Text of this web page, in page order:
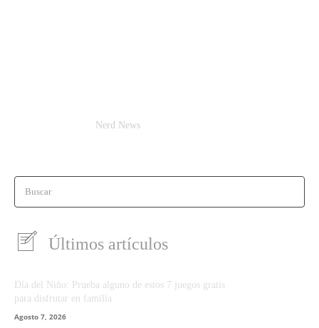
Nerd News
Buscar
Últimos artículos
Día del Niño: Prueba alguno de estos 7 juegos gratis
para disfrutar en familia
Agosto 7, 2026